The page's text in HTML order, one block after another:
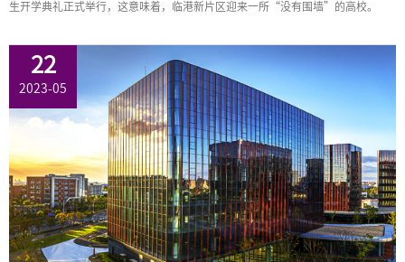
生开学典礼正式举行，这意味着，临港新片区迎来一所“没有围墙”的高校。
22
2023-05